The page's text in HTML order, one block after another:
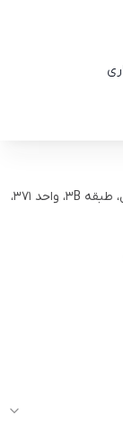
تهران، سعادت آباد، بلوار کوهستان، مجتمع تجاری اُپال، طبقه 3B، واحد 371،